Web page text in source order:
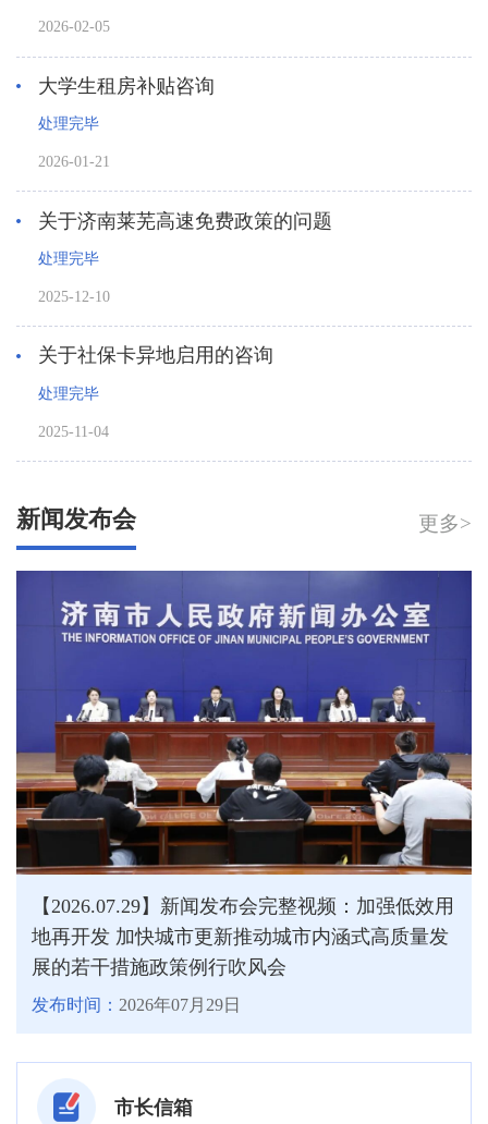
2026-02-05
大学生租房补贴咨询
处理完毕
2026-01-21
关于济南莱芜高速免费政策的问题
处理完毕
2025-12-10
关于社保卡异地启用的咨询
处理完毕
2025-11-04
新闻发布会 更多>
【2026.07.29】新闻发布会完整视频：加强低效用
地再开发 加快城市更新推动城市内涵式高质量发
展的若干措施政策例行吹风会
发布时间： 2026年07月29日
市长信箱